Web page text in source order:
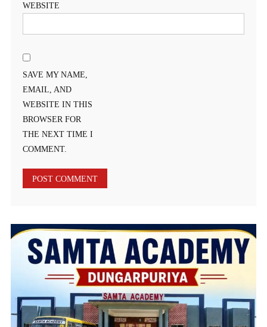
WEBSITE
SAVE MY NAME,
EMAIL, AND
WEBSITE IN THIS
BROWSER FOR
THE NEXT TIME I
COMMENT.